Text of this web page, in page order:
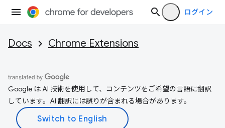
ログイン
Docs Chrome Extensions
Google は AI 技術を使用して、コンテンツをご希望の言語に翻訳
しています。AI 翻訳には誤りが含まれる場合があります。